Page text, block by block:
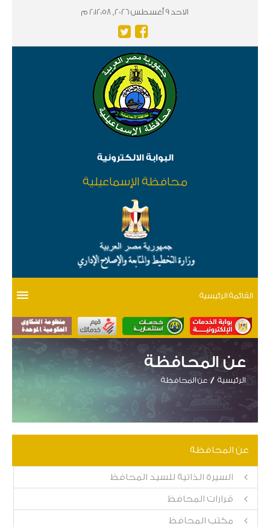
الاحد 9 أغسطس 2026, 2:12:58 م
البوابة الالكترونية
محافظة الإسماعيلية
القائمة الرئيسية
عن المحافظة
الرئيسية عن المحافظة
عن المحافظة
السيرة الذاتية للسيد المحافظ
قرارات المحافظ
مكتب المحافظ